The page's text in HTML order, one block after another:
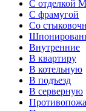
С отделкой
С фрамугой
Со
Внутренние
В квартиру
В котельную
В подъезд
В серверную